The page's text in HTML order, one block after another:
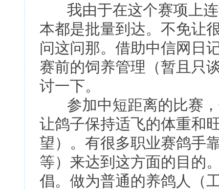
我由于在这个赛项上连
本都是批量到达。不免让
问这问那。借助中信网日
赛前的饲养管理（暂且只
讨一下。
参加中短距离的比赛，
让鸽子保持适飞的体重和
望）。有很多职业赛鸽手
等）来达到这方面的目的
倡。做为普通的养鸽人（